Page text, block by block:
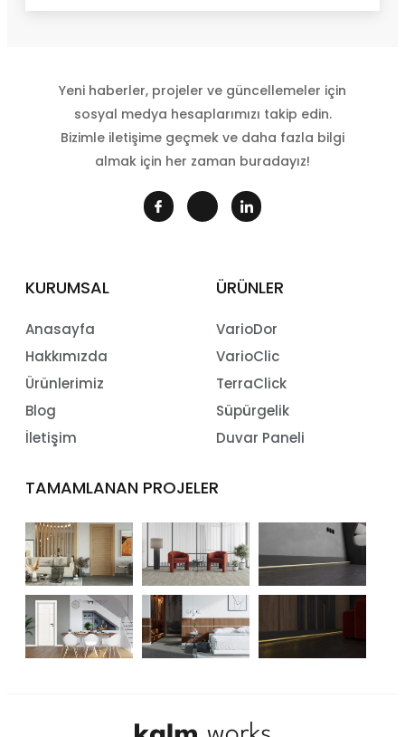
Yeni haberler, projeler ve güncellemeler için
sosyal medya hesaplarımızı takip edin.
Bizimle iletişime geçmek ve daha fazla bilgi
almak için her zaman buradayız!
KURUMSAL
Anasayfa
Hakkımızda
Ürünlerimiz
Blog
İletişim
ÜRÜNLER
VarioDor
VarioClic
TerraClick
Süpürgelik
Duvar Paneli
TAMAMLANAN PROJELER